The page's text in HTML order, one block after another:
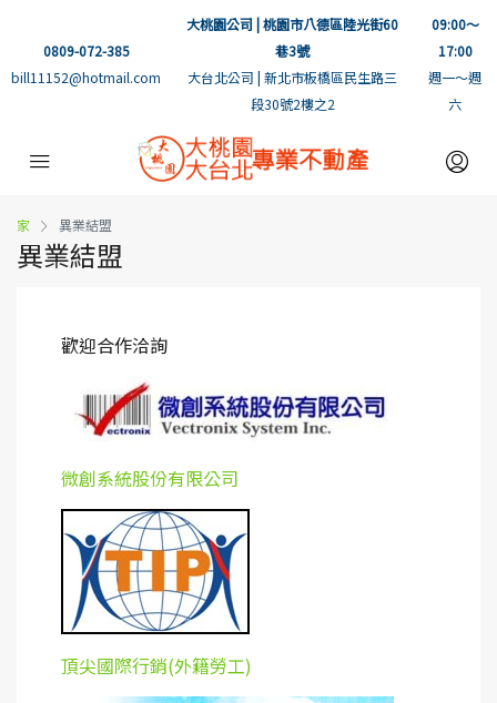
0809-072-385
bill11152@hotmail.com
大桃園公司 | 桃園市八德區陸光街60
巷3號
大台北公司 | 新北市板橋區民生路三
段30號2樓之2
09:00～
17:00
週一～週
六
家 異業結盟
異業結盟
歡迎合作洽詢
微創系統股份有限公司
頂尖國際行銷(外籍勞工)